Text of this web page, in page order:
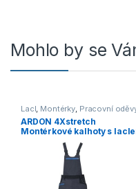
Mohlo by se
Lacl, Montérky, Pracovní
ARDON 4Xstretch
Montérkové kalhoty s
tmavě šedá H6091